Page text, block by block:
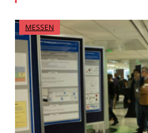
MESSEN